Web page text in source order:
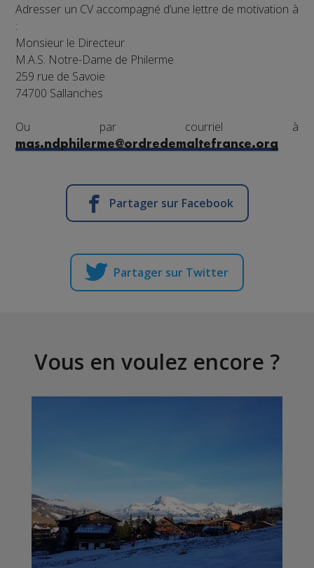
Adresser un CV accompagné d’une lettre de motivation à
:
Monsieur le Directeur
M.A.S. Notre-Dame de Philerme
259 rue de Savoie
74700 Sallanches
Ou par courriel à
mas.ndphilerme@ordredemaltefrance.org
Partager sur Facebook
Partager sur Twitter
Vous en voulez encore ?